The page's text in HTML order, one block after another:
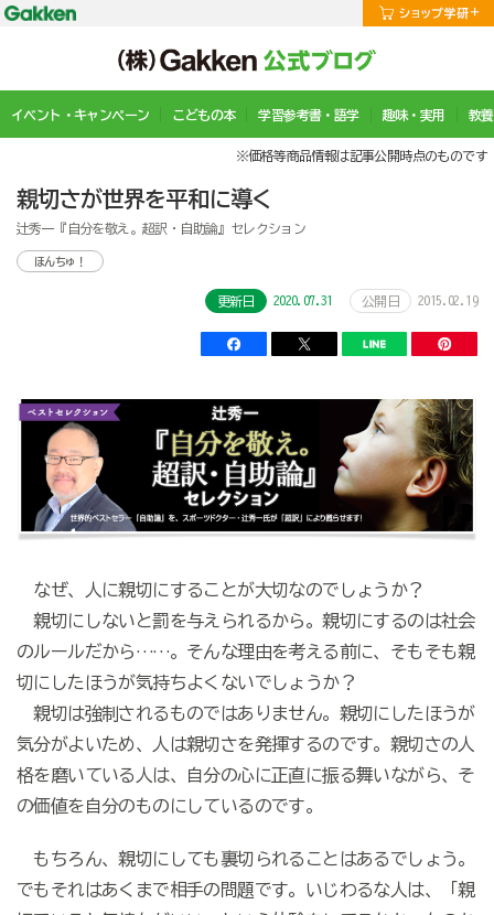
イベント・キャンペーン こどもの本 学習参考書・語学 趣味・実用 教
※価格等商品情報は記事公開時点のものです
親切さが世界を平和に導く
辻秀一『自分を敬え。超訳・自助論』セレクション
ほんちゅ！
更新日 2020.07.31 公開日 2015.02.19
なぜ、人に親切にすることが大切なのでしょうか？
親切にしないと罰を与えられるから。親切にするのは社会
のルールだから……。そんな理由を考える前に、そもそも親
切にしたほうが気持ちよくないでしょうか？
親切は強制されるものではありません。親切にしたほうが
気分がよいため、人は親切さを発揮するのです。親切さの人
格を磨いている人は、自分の心に正直に振る舞いながら、そ
の価値を自分のものにしているのです。
もちろん、親切にしても裏切られることはあるでしょう。
でもそれはあくまで相手の問題です。いじわるな人は、「親